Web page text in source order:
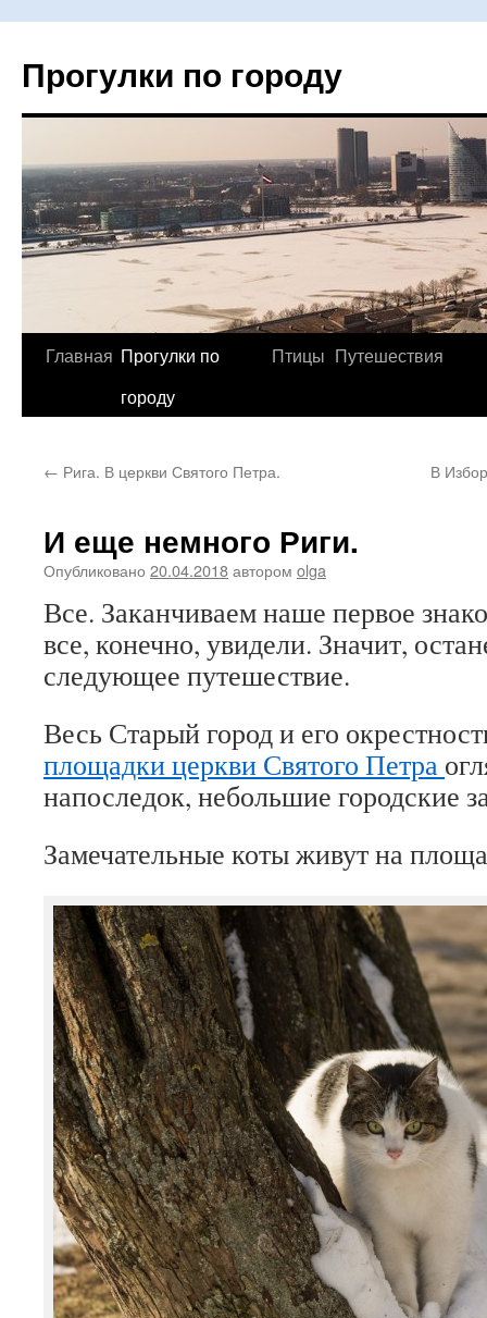
Прогулки по городу
Перейти
Главная Прогулки по
городу
Птицы Путешествия
← Рига. В церкви Святого Петра. В
И еще немного Риги.
Опубликовано 20.04.2018автором olga
Все. Заканчиваем наше первое
все, конечно, увидели. Значит,
следующее путешествие.
Весь Старый город и его
площадки церкви Святого Петра
напоследок, небольшие городские
Замечательные коты живут на